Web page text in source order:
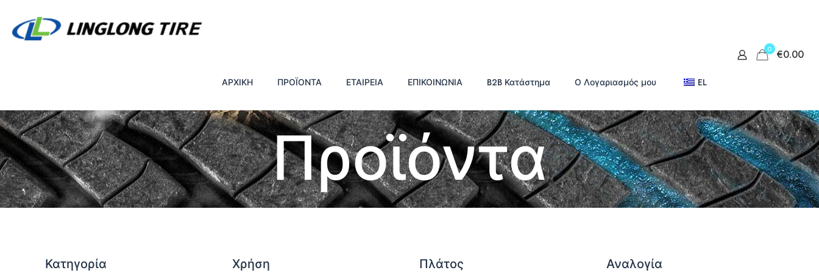
ΑΡΧΙΚΗ ΠΡΟΪΟΝΤΑ ΕΤΑΙΡΕΙΑ ΕΠΙΚΟΙΝΩΝΙΑ B2B Κατάστημα Ο Λογαριασμός μου EL
0 €0.00
Προϊόντα
Κατηγορία
Χρήση
Πλάτος
Αναλογία